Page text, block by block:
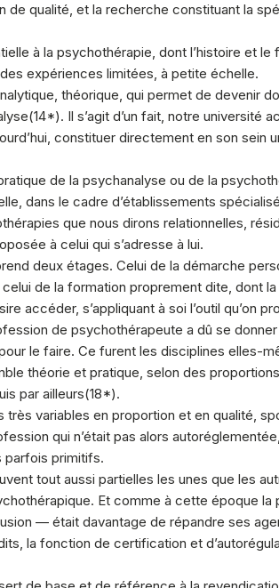
de qualité, et la recherche constituant la
à la psychothérapie, dont l’histoire et
expériences limitées, à petite échelle.
théorique, qui permet de devenir
14*). Il s’agit d’un fait, notre université
constituer directement en son sein
de la psychanalyse ou de la
dans le cadre d’établissements
que nous dirons relationnelles,
à celui qui s’adresse à lui.
deux étages. Celui de la démarche
de la formation proprement dite, dont
accéder, s’appliquant à soi l’outil qu’on
de psychothérapeute a dû se
le faire. Ce furent les disciplines elles-
théorie et pratique, selon des
par ailleurs(18*).
variables en proportion et en qualité,
qui n’était pas alors
parfois primitifs.
tout aussi partielles les unes que les
Et comme à cette époque
— était davantage de répandre ses
la fonction de certification et